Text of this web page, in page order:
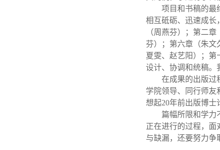
项目和书稿的最
相互砥砺、迅速成长
（周燕芬）；第二
芬）；第六章（朱文
夏雯、赵艺阳）；第
设计、协调和统稿。
在成果的出版过
学院领导、同行师友
想起20年前出版博
篇幅所限和学力
正在进行的过程，面
与缺漏，还要努力争